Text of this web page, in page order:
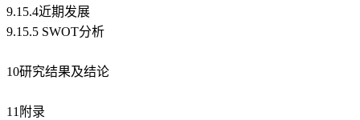
9.15.4近期发展
9.15.5 SWOT分析
10研究结果及结论
11附录